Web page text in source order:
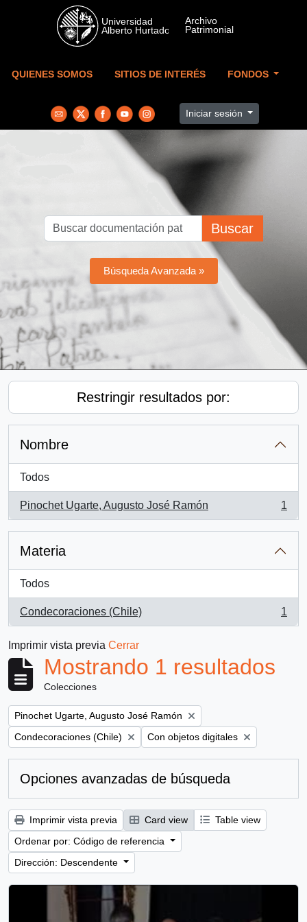
Skip to main content
QUIENES SOMOS SITIOS DE INTERÉS FONDOS
Iniciar sesión
Buscar
Búsqueda Avanzada »
Restringir resultados por:
Nombre
Todos
Pinochet Ugarte, Augusto José Ramón
, 1 resultados
1
Materia
Todos
Condecoraciones (Chile)
, 1 resultados
1
Imprimir vista previa Cerrar
Mostrando 1 resultados
Colecciones
Remove filter:
Pinochet Ugarte, Augusto José Ramón
Remove filter:
Condecoraciones (Chile) Remove filter:
Con objetos digitales
Opciones avanzadas de búsqueda
Imprimir vista previa Card view
Table view
Ordenar por: Código de referencia
Dirección: Descendente